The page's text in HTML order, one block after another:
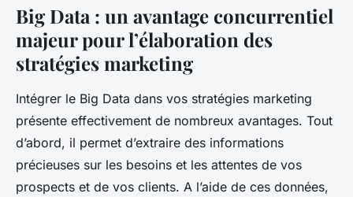
Big Data : un avantage concurrentiel
majeur pour l’élaboration des
stratégies marketing
Intégrer le Big Data dans vos stratégies marketing
présente effectivement de nombreux avantages. Tout
d’abord, il permet d’extraire des informations
précieuses sur les besoins et les attentes de vos
prospects et de vos clients. A l’aide de ces données,